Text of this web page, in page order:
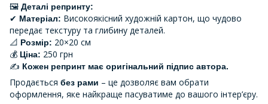
🖼 Деталі репринту:
✔ Матеріал: Високоякісний художній картон, що чудово
передає текстуру та глибину деталей.
📐 Розмір: 20×20 см
💰 Ціна: 250 грн
✍ Кожен репринт має оригінальний підпис автора.
Продається без рами – це дозволяє вам обрати
оформлення, яке найкраще пасуватиме до вашого інтер’єру.